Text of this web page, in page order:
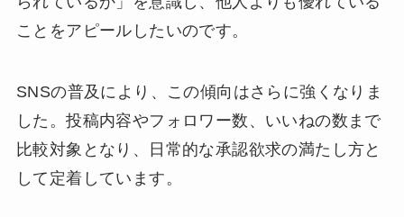
ことをアピールしたいのです。
SNSの普及により、この傾向はさらに強くなりま
した。投稿内容やフォロワー数、いいねの数まで
比較対象となり、日常的な承認欲求の満たし方と
して定着しています。